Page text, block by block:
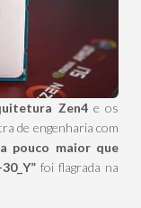
Zen4e os
de engenharia com
pouco maior que
foi flagrada na